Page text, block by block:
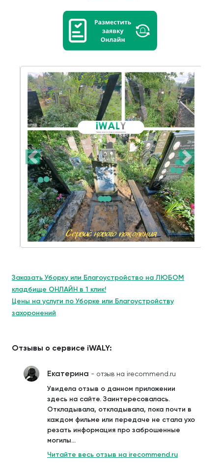
Заказать Уборку или Благоустройство на ЛЮБОМ
кладбище ОНЛАЙН в 1 клик!
Цены на услуги по Уборке или Благоустройству
захоронений
Отзывы о сервисе iWALY:
Екатерина - отзыв на irecommend.ru
Увидела отзыв о данном приложении
здесь на сайте. Заинтересовалась.
Откладывала, откладывала, пока почти в
каждом фильме или передаче не стала ухо
резать информация про заброшенные
могилы...
Читайте весь отзыв на irecommend.ru